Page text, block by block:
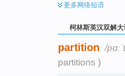
更多网络短语
柯林斯英汉双解大
partition /
partitions )